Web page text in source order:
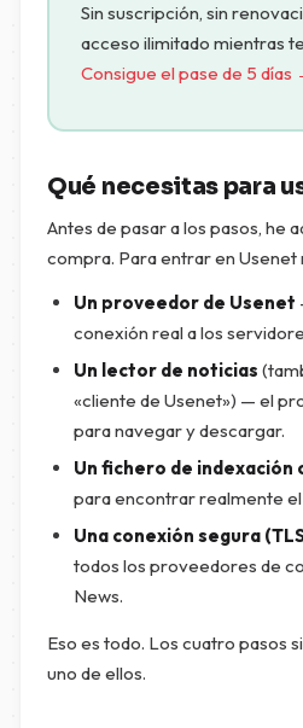
Sin suscripción, sin
acceso ilimitado mientras
Consigue el pase de 5 días
Qué necesitas para
Antes de pasar a los pasos, he
compra. Para entrar en Usenet
Un proveedor de Usenet
conexión real a los
Un lector de noticias
«cliente de Usenet») — el
para navegar y descargar.
Un fichero de indexación
para encontrar realmente
Una conexión segura
todos los proveedores de
News.
Eso es todo. Los cuatro pasos
uno de ellos.